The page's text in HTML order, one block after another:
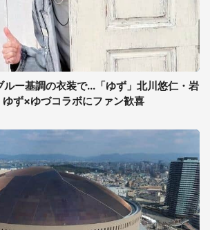
ー基調の衣装で...「ゆず」北川悠仁・岩
ず×ゆづコラボにファン歓喜